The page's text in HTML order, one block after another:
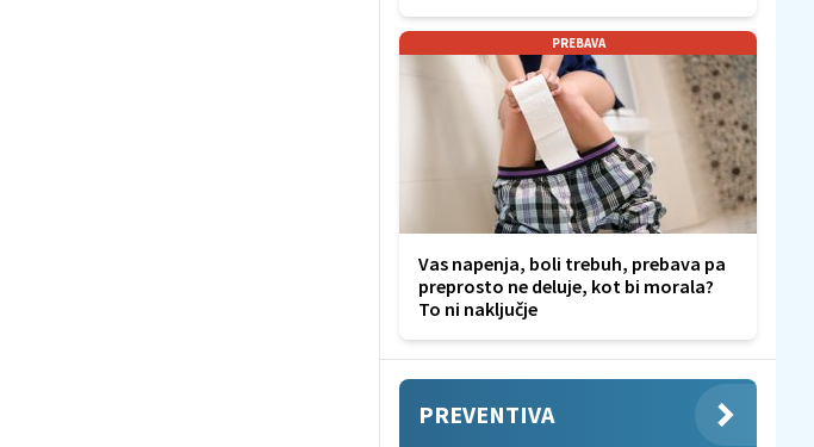
PREBAVA
Vas napenja, boli trebuh, prebava pa
preprosto ne deluje, kot bi morala?
To ni naključje
PREVENTIVA